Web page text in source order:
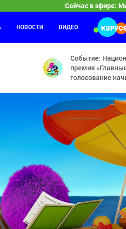
Сейчас в эфире:
— Гол — Мишка-невидимка —
НОВОСТИ ВИДЕО
Событие:
премия
голосование